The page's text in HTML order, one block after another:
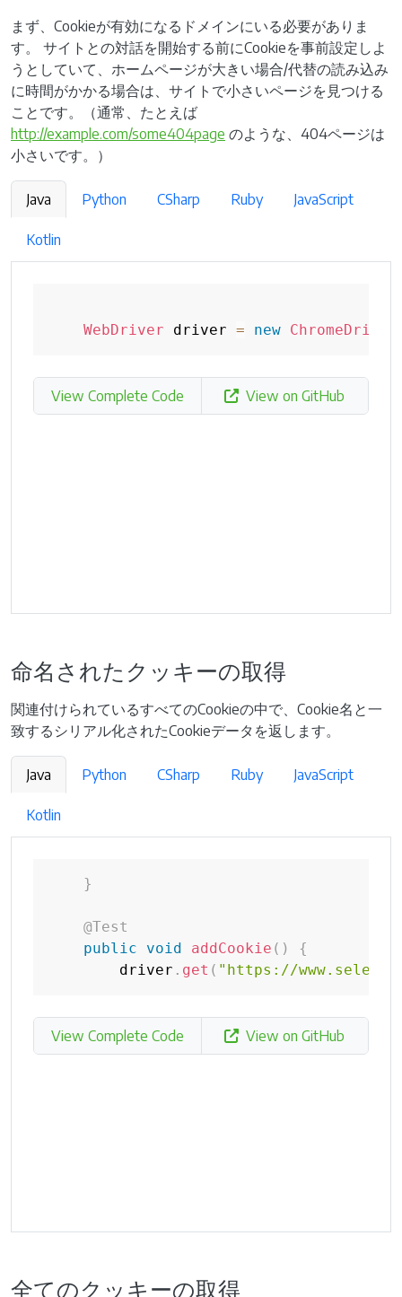
まず、Cookieが有効になるドメインにいる必要がありま
す。 サイトとの対話を開始する前にCookieを事前設定しよ
うとしていて、ホームページが大きい場合/代替の読み込み
に時間がかかる場合は、サイトで小さいページを見つける
ことです。（通常、たとえば
http://example.com/some404page のような、404ページは
小さいです。）
Java Python CSharp Ruby JavaScript
Kotlin
WebDriver driver = new ChromeDriver
View Complete Code View on GitHub
命名されたクッキーの取得
関連付けられているすべてのCookieの中で、Cookie名と一
致するシリアル化されたCookieデータを返します。
Java Python CSharp Ruby JavaScript
Kotlin
}
@Test
public
void addCookie ( )
{
        driver
. get ( "https://
View Complete Code View on GitHub
全てのクッキーの取得